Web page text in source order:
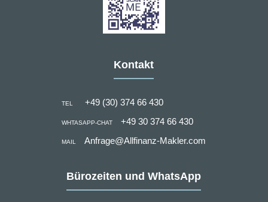
Kontakt
TEL +49 (30) 374 66 430
WHTASAPP-CHAT +49 30 374 66 430
MAIL Anfrage@Allfinanz-Makler.com
Bürozeiten und WhatsApp